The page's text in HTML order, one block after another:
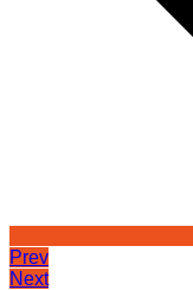
Prev
Next